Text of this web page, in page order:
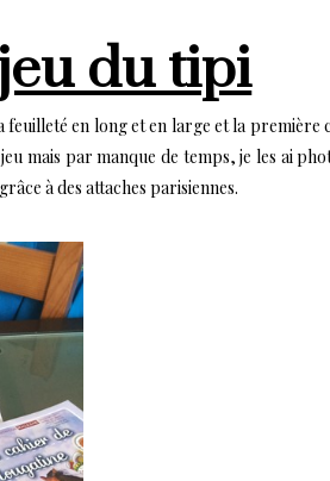
du tipi
feuilleté en long et en large et la
mais par manque de temps, je les ai
à des attaches parisiennes.